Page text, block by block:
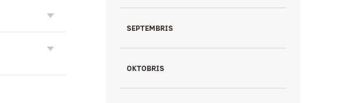
SEPTEMBRIS
OKTOBRIS